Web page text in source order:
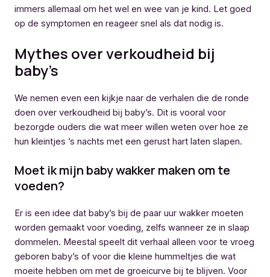
immers allemaal om het wel en wee van je kind. Let goed
op de symptomen en reageer snel als dat nodig is.
Mythes over verkoudheid bij
baby’s
We nemen even een kijkje naar de verhalen die de ronde
doen over verkoudheid bij baby’s. Dit is vooral voor
bezorgde ouders die wat meer willen weten over hoe ze
hun kleintjes ’s nachts met een gerust hart laten slapen.
Moet ik mijn baby wakker maken om te
voeden?
Er is een idee dat baby’s bij de paar uur wakker moeten
worden gemaakt voor voeding, zelfs wanneer ze in slaap
dommelen. Meestal speelt dit verhaal alleen voor te vroeg
geboren baby’s of voor die kleine hummeltjes die wat
moeite hebben om met de groeicurve bij te blijven. Voor